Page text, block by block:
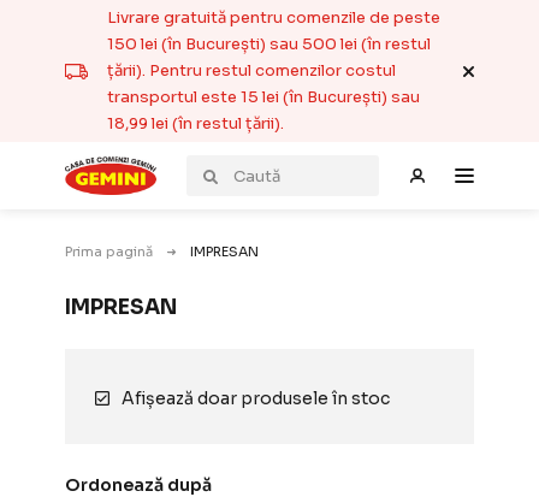
Livrare gratuită pentru comenzile de peste
150 lei (în București) sau 500 lei (în restul
țării). Pentru restul comenzilor costul
transportul este 15 lei (în București) sau
18,99 lei (în restul țării).
Prima pagină IMPRESAN
IMPRESAN
Afișează doar produsele în stoc
Ordonează după